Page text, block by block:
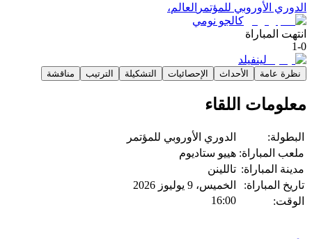
الدوري الأوروبي للمؤتمر العالم،
كالجو نومي
انتهت المباراة
1-0
لينفيلد
نظرة عامة الأحداث الإحصائيات التشكيلة الترتيب مناقشة
معلومات اللقاء
البطولة:
الدوري الأوروبي للمؤتمر
ملعب المباراة: هييو ستاديوم
مدينة المباراة: تاللينن
تاريخ المباراة:
الخميس، 9 يوليوز 2026
الوقت:
16:00